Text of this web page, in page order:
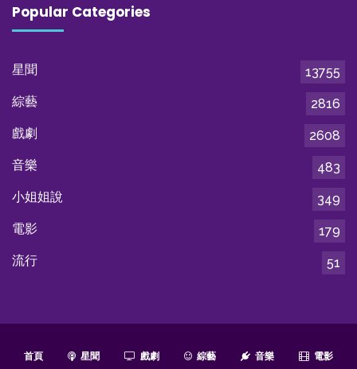
Popular Categories
星聞
13755
綜藝
2816
戲劇
2608
音樂
483
小姐姐說
349
電影
179
流行
51
首頁 星聞 戲劇 綜藝 音樂 電影